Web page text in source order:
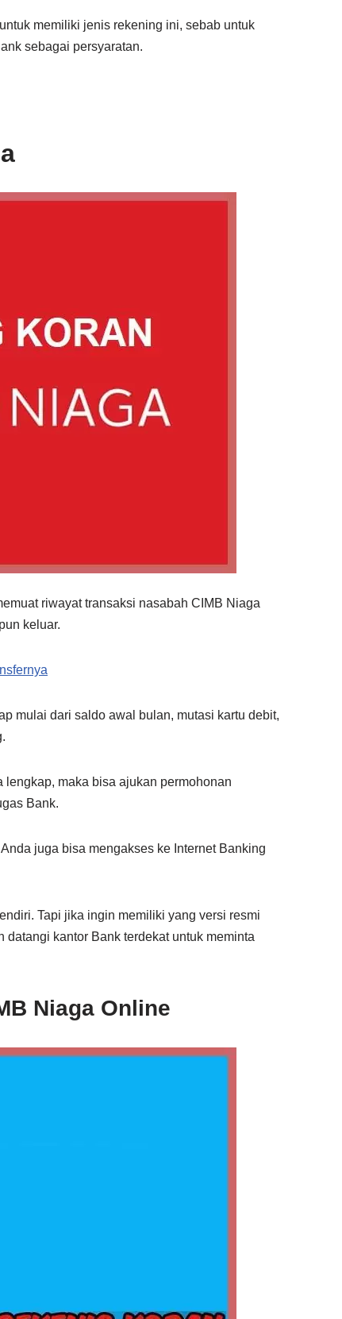
memiliki jenis rekening ini, sebab untuk
sebagai persyaratan.
riwayat transaksi nasabah CIMB Niaga
keluar.
mulai dari saldo awal bulan, mutasi kartu debit,
maka bisa ajukan permohonan
Bank.
juga bisa mengakses ke Internet Banking
Tapi jika ingin memiliki yang versi resmi
kantor Bank terdekat untuk meminta
Niaga Online